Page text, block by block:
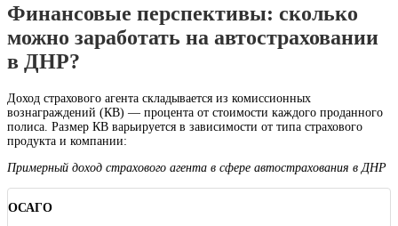
Финансовые перспективы: сколько
можно заработать на автостраховании
в ДНР?
Доход страхового агента складывается из комиссионных
вознаграждений (КВ) — процента от стоимости каждого проданного
полиса. Размер КВ варьируется в зависимости от типа страхового
продукта и компании:
Примерный доход страхового агента в сфере автострахования в ДНР
ОСАГО